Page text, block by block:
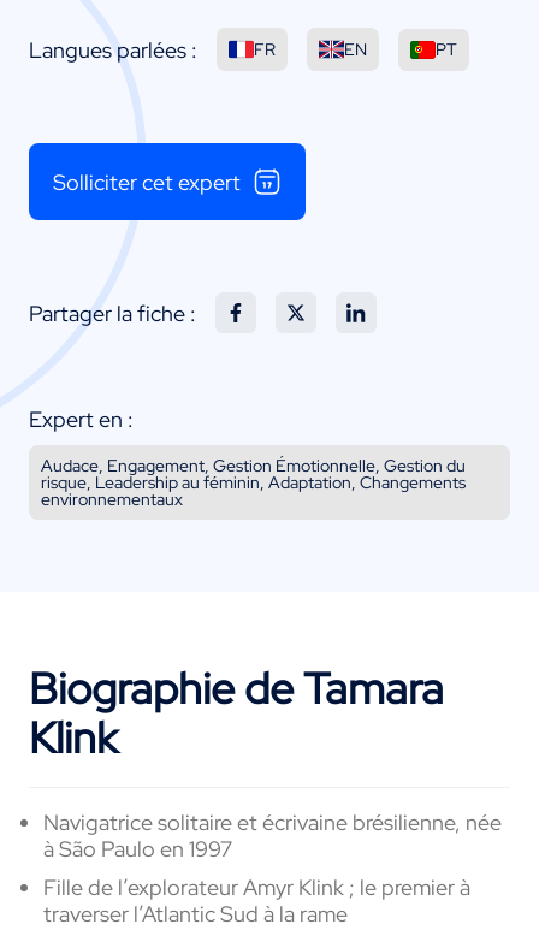
Langues parlées : FR EN PT
Solliciter cet expert
Partager la fiche :
Expert en :
Audace, Engagement, Gestion Émotionnelle, Gestion du
risque, Leadership au féminin, Adaptation, Changements
environnementaux
Biographie de Tamara
Klink
Navigatrice solitaire et écrivaine brésilienne, née
à São Paulo en 1997
Fille de l’explorateur Amyr Klink ; le premier à
traverser l’Atlantic Sud à la rame